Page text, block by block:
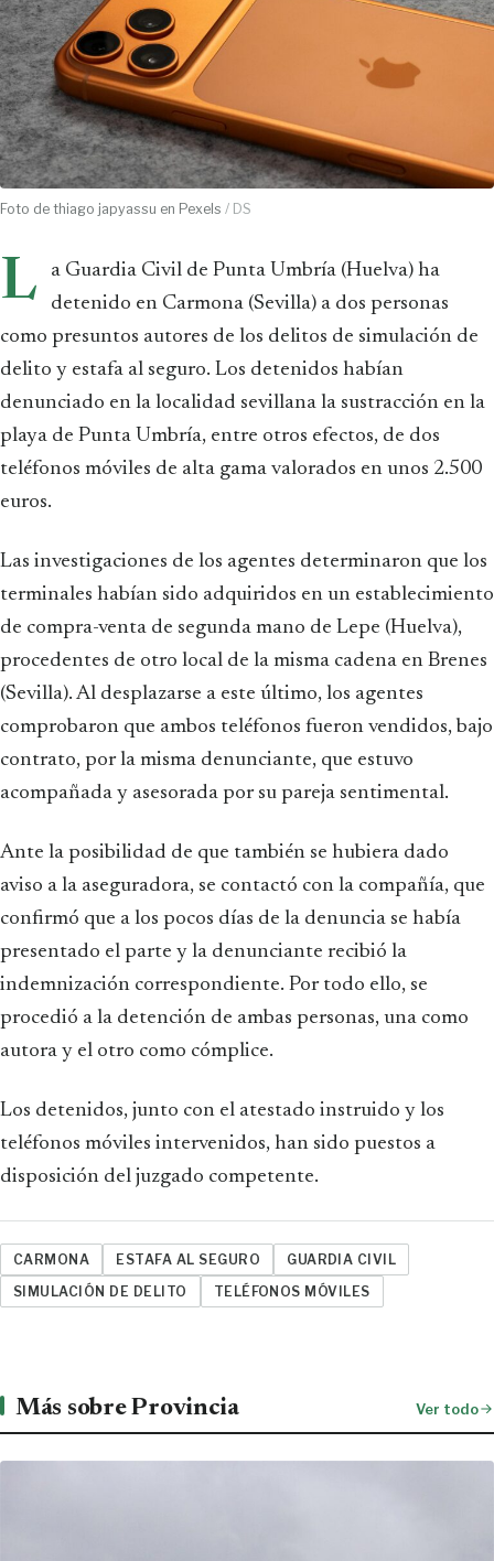
Foto de thiago japyassu en Pexels / DS
L
a Guardia Civil de Punta Umbría (Huelva) ha
detenido en Carmona (Sevilla) a dos personas
como presuntos autores de los delitos de simulación de
delito y estafa al seguro. Los detenidos habían
denunciado en la localidad sevillana la sustracción en la
playa de Punta Umbría, entre otros efectos, de dos
teléfonos móviles de alta gama valorados en unos 2.500
euros.
Las investigaciones de los agentes determinaron que los
terminales habían sido adquiridos en un establecimiento
de compra-venta de segunda mano de Lepe (Huelva),
procedentes de otro local de la misma cadena en Brenes
(Sevilla). Al desplazarse a este último, los agentes
comprobaron que ambos teléfonos fueron vendidos, bajo
contrato, por la misma denunciante, que estuvo
acompañada y asesorada por su pareja sentimental.
Ante la posibilidad de que también se hubiera dado
aviso a la aseguradora, se contactó con la compañía, que
confirmó que a los pocos días de la denuncia se había
presentado el parte y la denunciante recibió la
indemnización correspondiente. Por todo ello, se
procedió a la detención de ambas personas, una como
autora y el otro como cómplice.
Los detenidos, junto con el atestado instruido y los
teléfonos móviles intervenidos, han sido puestos a
disposición del juzgado competente.
CARMONA ESTAFA AL SEGURO
GUARDIA CIVIL
SIMULACIÓN DE DELITO
TELÉFONOS MÓVILES
Más sobre Provincia Ver todo